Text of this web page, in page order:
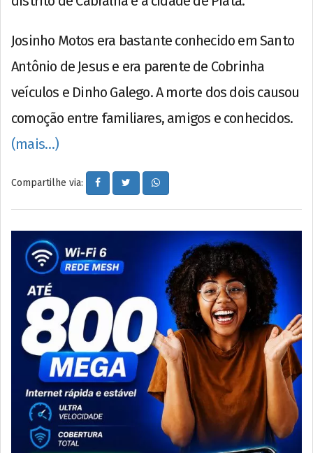
Josinho Motos era bastante conhecido em Santo
Antônio de Jesus e era parente de Cobrinha
veículos e Dinho Galego. A morte dos dois causou
comoção entre familiares, amigos e conhecidos.
(mais…)
Compartilhe via: